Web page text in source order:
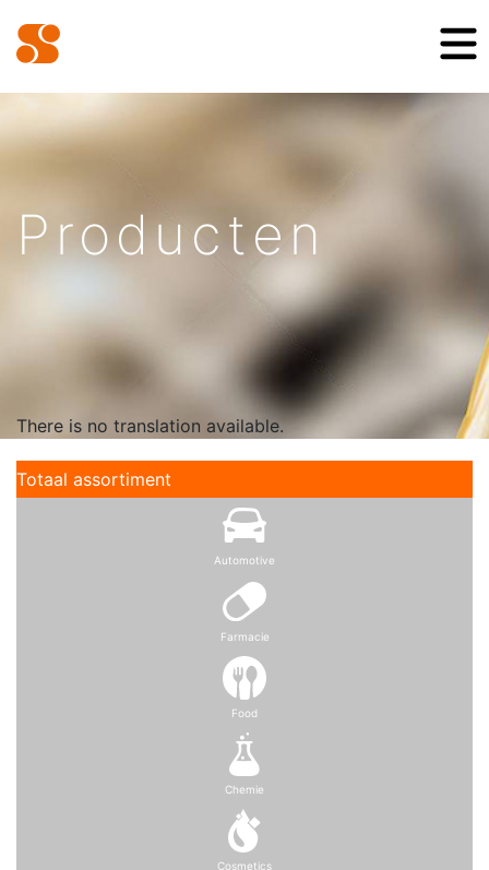
Producten
There is no translation available.
Totaal assortiment
Automotive
Farmacie
Food
Chemie
Cosmetics